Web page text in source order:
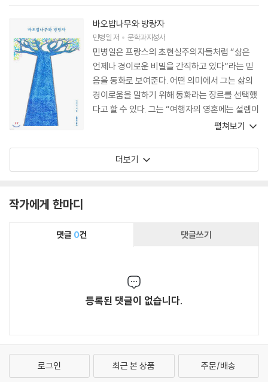
수단으로도 포획되지 않는 모든 자유로운 언어를
가리키는 것이지만, 동시에 고통의 축제를 통해
서 “우리는 행복하다”고 말할 수 있는 연금술의
언어를 가리키는 것이기도 하다. 시인은 개인적인
고통을 넘어서서 비상의 의지를 지속적으로 꿈꾸
다가 어느새 모든 “아픈 사람의 외로움을” 위로
하고, 아픈 영혼에서 혹은 남루하고 비참한 현실
에서 ‘광휘’를 발견하는 시를 쓰게 된 것이다. 우리
유의 숨결을 호흡할 수 있고 날아오를 수 있는 비
상의 의지를 느끼게 된다. 아니, 그의 시는 우리를
바오밥나무와 방랑자
민병일저 문학과지성사
민병일은 프랑스의 초현실주의자들처럼 “삶은
언제나 경이로운 비밀을 간직하고 있다”라는 믿
음을 동화로 보여준다. 어떤 의미에서 그는 삶의
경이로움을 말하기 위해 동화라는 장르를 선택했
다고 할 수 있다. 그는 “여행자의 영혼에는 설렘이
란 울림판이 있다”라고 말한다. 여행길에서 삶의
트라’를 만날 수 있다는 것이 민병일의 여행 철학
펼쳐보기
더보기
작가에게 한마디
댓글 0건 댓글쓰기
등록된 댓글이 없습니다.
로그인 최근 본 상품 주문/배송